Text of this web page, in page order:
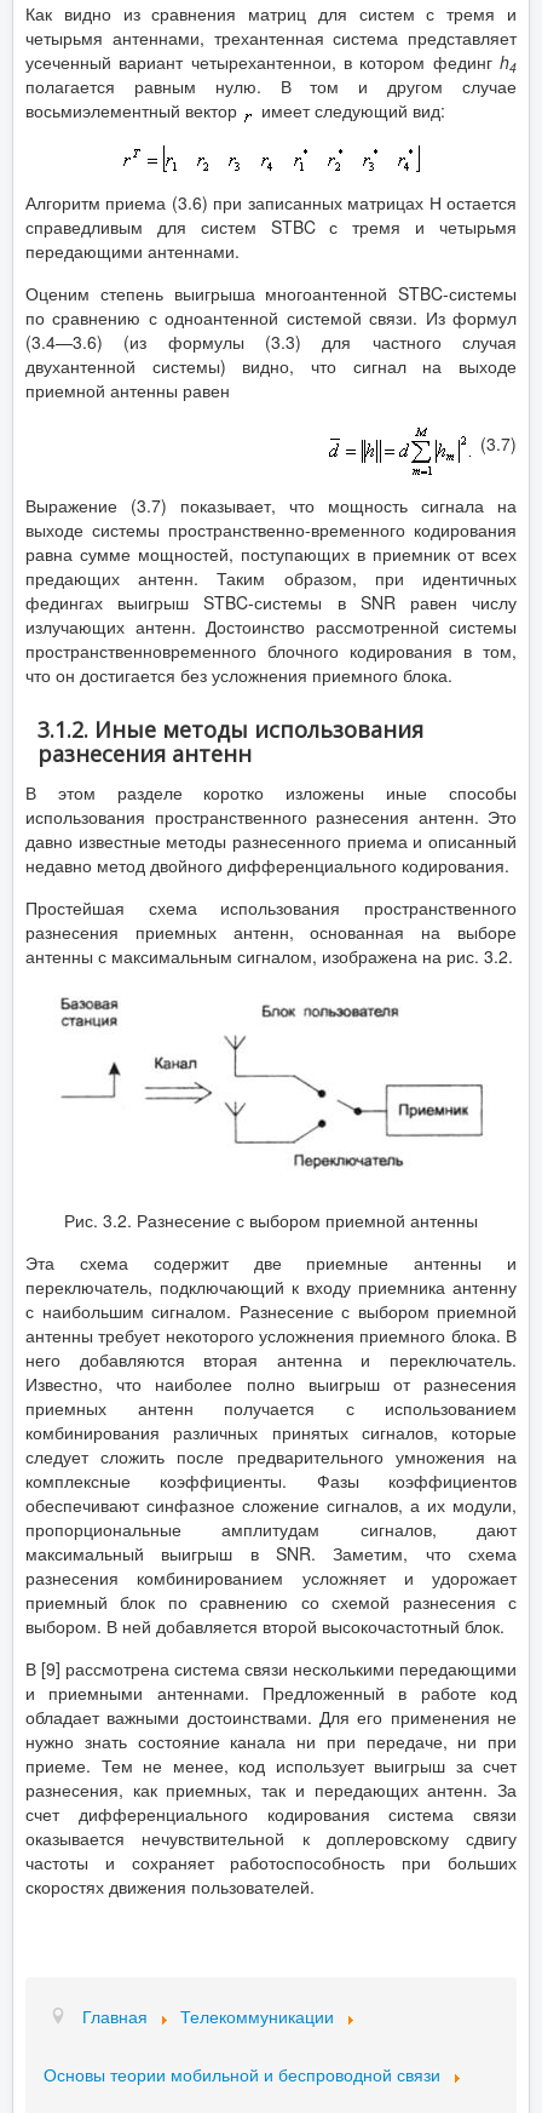
Как видно из сравнения матриц для систем с тремя и
четырьмя антеннами, трехантенная система представляет
усеченный вариант четырехантеннои, в котором фединг h4
полагается равным нулю. В том и другом случае
восьмиэлементный вектор
имеет следующий вид:
Алгоритм приема (3.6) при записанных матрицах Н остается
справедливым для систем STBC с тремя и четырьмя
передающими антеннами.
Оценим степень выигрыша многоантенной STBC-системы
по сравнению с одноантенной системой связи. Из формул
(3.4—3.6) (из формулы (3.3) для частного случая
двухантенной системы) видно, что сигнал на выходе
приемной антенны равен
(3.7)
Выражение (3.7) показывает, что мощность сигнала на
выходе системы пространственно-временного кодирования
равна сумме мощностей, поступающих в приемник от всех
предающих антенн. Таким образом, при идентичных
федингах выигрыш STBC-системы в SNR равен числу
излучающих антенн. Достоинство рассмотренной системы
пространственновременного блочного кодирования в том,
что он достигается без усложнения приемного блока.
3.1.2. Иные методы использования
разнесения антенн
В этом разделе коротко изложены иные способы
использования пространственного разнесения антенн. Это
давно известные методы разнесенного приема и описанный
недавно метод двойного дифференциального кодирования.
Простейшая схема использования пространственного
разнесения приемных антенн, основанная на выборе
антенны с максимальным сигналом, изображена на рис. 3.2.
Рис. 3.2. Разнесение с выбором приемной антенны
Эта схема содержит две приемные антенны и
переключатель, подключающий к входу приемника антенну
с наибольшим сигналом. Разнесение с выбором приемной
антенны требует некоторого усложнения приемного блока. В
него добавляются вторая антенна и переключатель.
Известно, что наиболее полно выигрыш от разнесения
приемных антенн получается с использованием
комбинирования различных принятых сигналов, которые
следует сложить после предварительного умножения на
комплексные коэффициенты. Фазы коэффициентов
обеспечивают синфазное сложение сигналов, а их модули,
пропорциональные амплитудам сигналов, дают
максимальный выигрыш в SNR. Заметим, что схема
разнесения комбинированием усложняет и удорожает
приемный блок по сравнению со схемой разнесения с
выбором. В ней добавляется второй высокочастотный блок.
В [9] рассмотрена система связи несколькими передающими
и приемными антеннами. Предложенный в работе код
обладает важными достоинствами. Для его применения не
нужно знать состояние канала ни при передаче, ни при
приеме. Тем не менее, код использует выигрыш за счет
разнесения, как приемных, так и передающих антенн. За
счет дифференциального кодирования система связи
оказывается нечувствительной к доплеровскому сдвигу
частоты и сохраняет работоспособность при больших
скоростях движения пользователей.
Главная Телекоммуникации
Основы теории мобильной и беспроводной связи